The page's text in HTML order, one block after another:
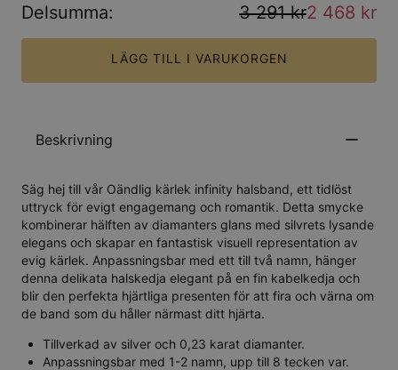
Delsumma: 3 291 kr2 468 kr
LÄGG TILL I VARUKORGEN
Beskrivning
Säg hej till vår Oändlig kärlek infinity halsband, ett tidlöst
uttryck för evigt engagemang och romantik. Detta smycke
kombinerar hälften av diamanters glans med silvrets lysande
elegans och skapar en fantastisk visuell representation av
evig kärlek. Anpassningsbar med ett till två namn, hänger
denna delikata halskedja elegant på en fin kabelkedja och
blir den perfekta hjärtliga presenten för att fira och värna om
de band som du håller närmast ditt hjärta.
Tillverkad av silver och 0,23 karat diamanter.
Anpassningsbar med 1-2 namn, upp till 8 tecken var.